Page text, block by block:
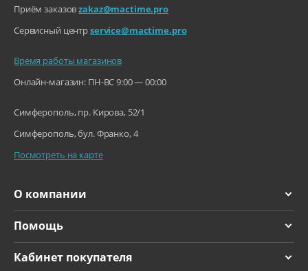
О компании
Помощь
Кабинет покупателя
Приём заказовzakaz@mactime.pro
Сервисный центрservice@mactime.pro
Время работы магазинов
Онлайн-магазин: ПН-ВС 9:00 — 00:00
Симферополь, пр. Кирова, 52/1
Симферополь, бул. Франко, 4
Посмотреть на карте